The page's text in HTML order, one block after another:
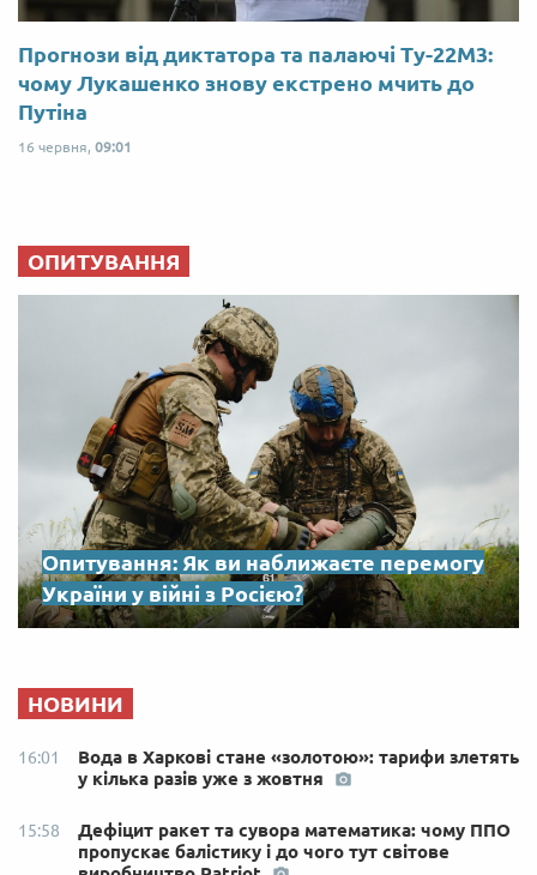
Прогнози від диктатора та палаючі Ту-22М3:
чому Лукашенко знову екстрено мчить до
Путіна
16 червня, 09:01
ОПИТУВАННЯ
Опитування: Як ви наближаєте перемогу
України у війні з Росією?
НОВИНИ
16:01
Вода в Харкові стане «золотою»: тарифи злетять
у кілька разів уже з жовтня
15:58
Дефіцит ракет та сувора математика: чому ППО
пропускає балістику і до чого тут світове